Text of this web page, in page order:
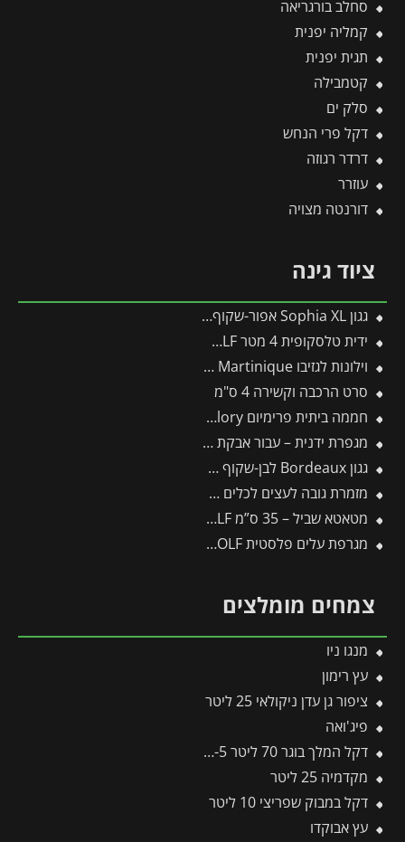
סחלב בורגריאה
קמליה יפנית
תגית יפנית
קטמבילה
סלק ים
דקל פרי הנחש
דרדר רגוזה
עוזרר
דורנטה מצויה
ציוד גינה
גגון Sophia XL אפור-שקוף 1.4X8.5 עיצוב מודרני מבית פלרם – Canopia
ידית טלסקופית 4 מטר ZM-V4 – WOLF
וילונות לגזיבו 3X4.3 Martinique מבית פלרם – Canopia
סרט הרכבה וקשירה 4 ס"מ
חממה ביתית פרימיום 2.5X6 Glory מבית פלרם – קנופיה
מגפרת ידנית – עבור אבקת גופרית
גגון Bordeaux לבן-שקוף 1.4X4.5 מבית פלרם – Canopia
מזמרת גובה לעצים לכלים מתחלפים פיסקארס
מטאטא שביל – 35 ס”מ TB350M – WOLF
מגרפת עלים פלסטית UI-M – WOLF
צמחים מומלצים
מנגו ניו
עץ רימון
ציפור גן עדן ניקולאי 25 ליטר
פיג'ואה
דקל המלך בוגר 70 ליטר 4-5 מטר
מקדמיה 25 ליטר
דקל במבוק שפריצי 10 ליטר
עץ אבוקדו